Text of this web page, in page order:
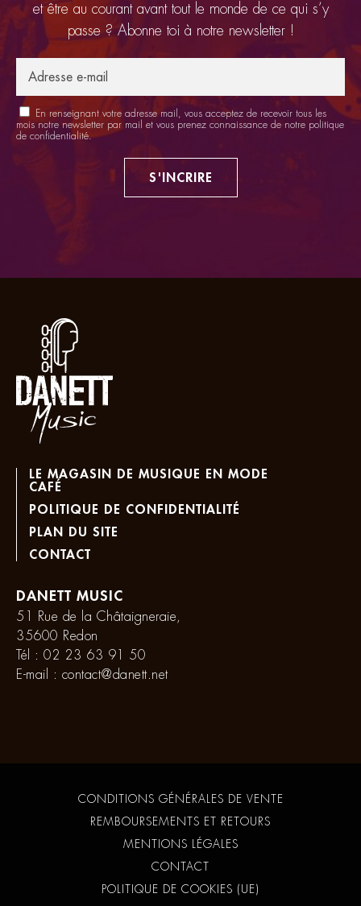
et être au courant avant tout le monde de ce qui s’y
passe ? Abonne toi à notre newsletter !
En renseignant votre adresse mail, vous acceptez de recevoir tous les
mois notre newsletter par mail et vous prenez connaissance de notre politique
de confidentialité.
S'INCRIRE
LE MAGASIN DE MUSIQUE EN MODE
CAFÉ
POLITIQUE DE CONFIDENTIALITÉ
PLAN DU SITE
CONTACT
DANETT MUSIC
51 Rue de la Châtaigneraie,
35600 Redon
Tél : 02 23 63 91 50
E-mail : contact@danett.net
CONDITIONS GÉNÉRALES DE VENTE
REMBOURSEMENTS ET RETOURS
MENTIONS LÉGALES
CONTACT
POLITIQUE DE COOKIES (UE)